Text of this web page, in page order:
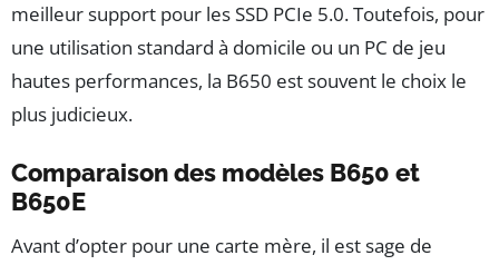
meilleur support pour les SSD PCIe 5.0. Toutefois, pour
une utilisation standard à domicile ou un PC de jeu
hautes performances, la B650 est souvent le choix le
plus judicieux.
Comparaison des modèles B650 et
B650E
Avant d’opter pour une carte mère, il est sage de